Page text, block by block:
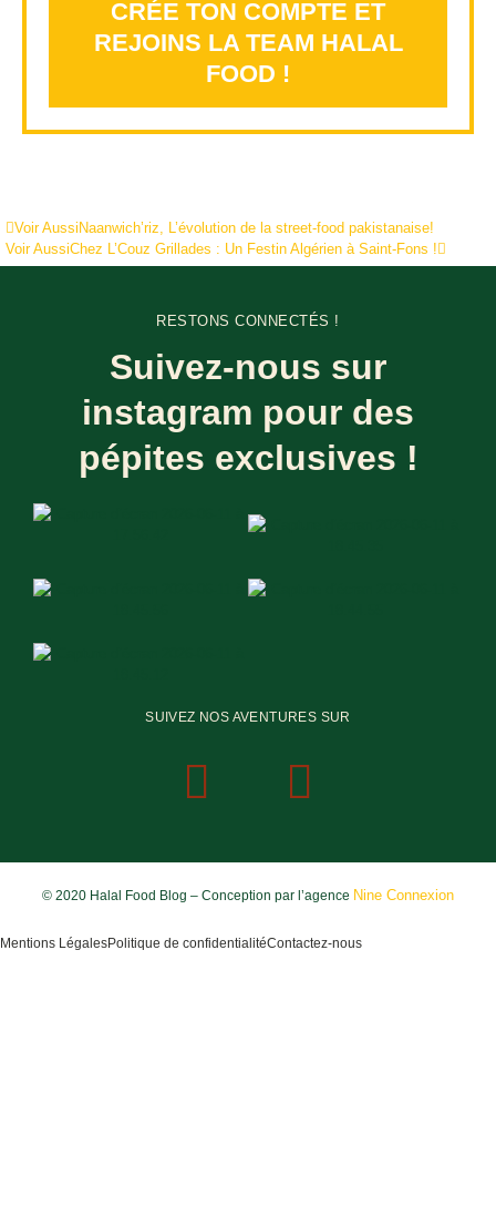
CRÉE TON COMPTE ET
REJOINS LA TEAM HALAL
FOOD !
Voir AussiNaanwich’riz, L’évolution de la street-food pakistanaise!
Voir AussiChez L’Couz Grillades : Un Festin Algérien à Saint-Fons !
RESTONS CONNECTÉS !
Suivez-nous sur
instagram pour des
pépites exclusives !
SUIVEZ NOS AVENTURES SUR
© 2020 Halal Food Blog – Conception par l’agence Nine Connexion
Mentions LégalesPolitique de confidentialitéContactez-nous